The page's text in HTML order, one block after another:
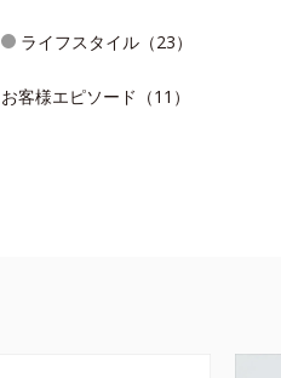
ライフスタイル（23）
お客様エピソード（11）